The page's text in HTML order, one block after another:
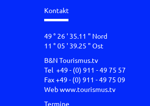
Kontakt
49 ° 26 ' 35.11 " Nord
11 ° 05 ' 39.25 " Ost
B&N Tourismus.tv
Tel +49 - (0) 911 - 49 75 57
Fax +49 - (0) 911 - 49 75 09
Webwww.tourismus.tv
Termine